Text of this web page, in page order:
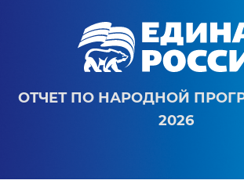
ОТЧЕТ ПО НАРОДНОЙ
2026